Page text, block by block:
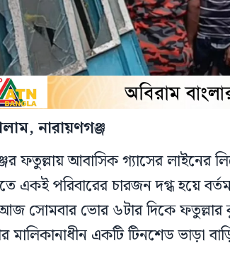
নারায়ণগঞ্জ
ফতুল্লায় আবাসিক গ্যাসের লাইনের
একই পরিবারের চারজন দগ্ধ হয়ে
সোমবার ভোর ৬টার দিকে
মালিকানাধীন একটি টিনশেড ভাড়া